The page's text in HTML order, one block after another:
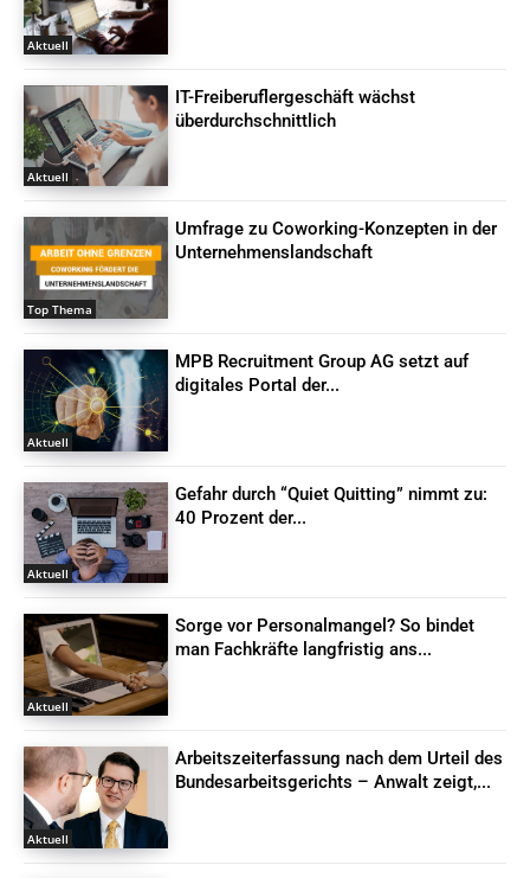
Aktuell
Aktuell
IT-Freiberuflergeschäft wächst
überdurchschnittlich
Top Thema
Umfrage zu Coworking-Konzepten in der
Unternehmenslandschaft
Aktuell
MPB Recruitment Group AG setzt auf
digitales Portal der...
Aktuell
Gefahr durch “Quiet Quitting” nimmt zu:
40 Prozent der...
Aktuell
Sorge vor Personalmangel? So bindet
man Fachkräfte langfristig ans...
Aktuell
Arbeitszeiterfassung nach dem Urteil des
Bundesarbeitsgerichts – Anwalt zeigt,...